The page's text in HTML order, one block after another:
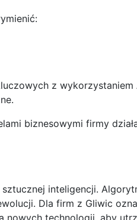
z wykorzystaniem
biznesowymi firmy
inteligencji.
Dla firm z Gliwic
nowych technologii, aby